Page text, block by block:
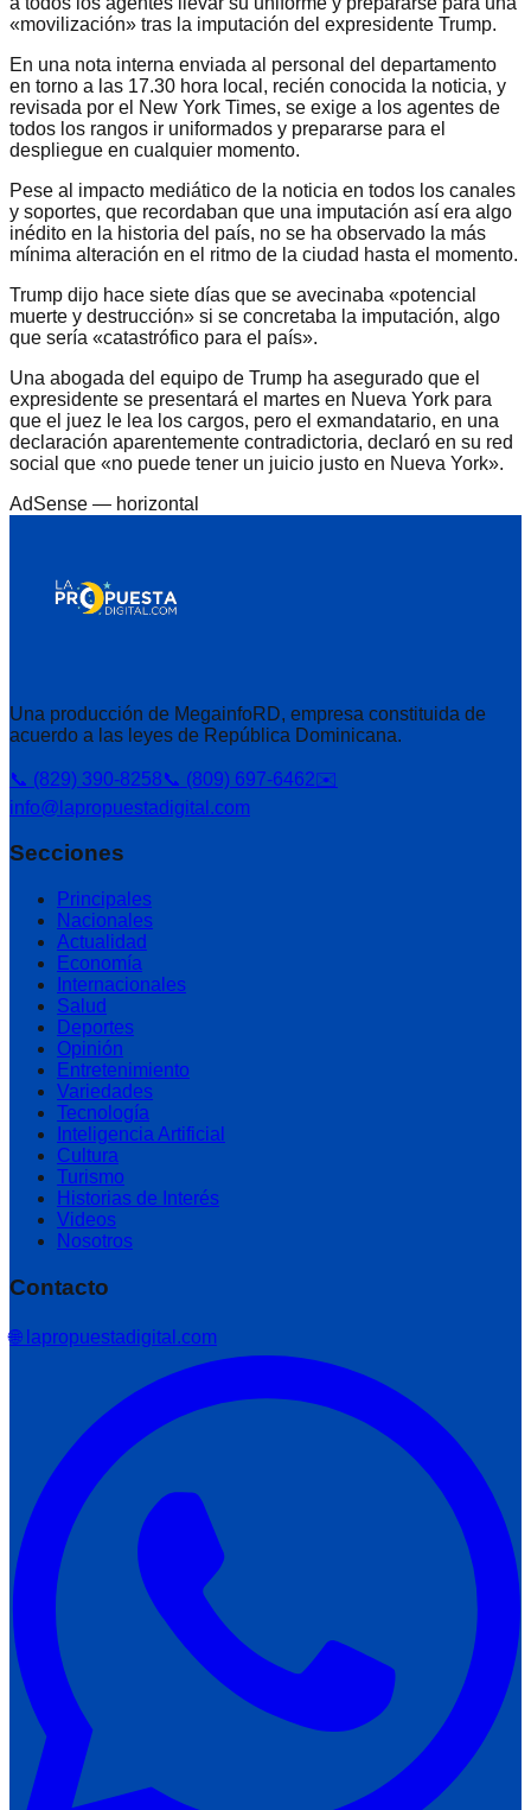
«movilización» tras la imputación del expresidente Trump.
En una nota interna enviada al personal del departamento
en torno a las 17.30 hora local, recién conocida la noticia, y
revisada por el New York Times, se exige a los agentes de
todos los rangos ir uniformados y prepararse para el
despliegue en cualquier momento.
Pese al impacto mediático de la noticia en todos los canales
y soportes, que recordaban que una imputación así era algo
inédito en la historia del país, no se ha observado la más
mínima alteración en el ritmo de la ciudad hasta el momento.
Trump dijo hace siete días que se avecinaba «potencial
muerte y destrucción» si se concretaba la imputación, algo
que sería «catastrófico para el país».
Una abogada del equipo de Trump ha asegurado que el
expresidente se presentará el martes en Nueva York para
que el juez le lea los cargos, pero el exmandatario, en una
declaración aparentemente contradictoria, declaró en su red
social que «no puede tener un juicio justo en Nueva York».
AdSense — horizontal
Una producción de MegainfoRD, empresa constituida de
acuerdo a las leyes de República Dominicana.
📞 (829) 390-8258📞 (809) 697-6462✉️
info@lapropuestadigital.com
Secciones
Principales
Nacionales
Actualidad
Economía
Internacionales
Salud
Deportes
Opinión
Entretenimiento
Variedades
Tecnología
Inteligencia Artificial
Cultura
Turismo
Historias de Interés
Videos
Nosotros
Contacto
🌐 lapropuestadigital.com